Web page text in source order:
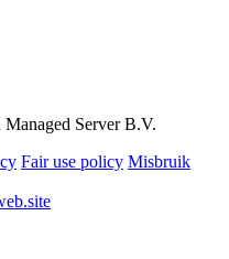
Managed Server B.V.
Fair use policy Misbruik